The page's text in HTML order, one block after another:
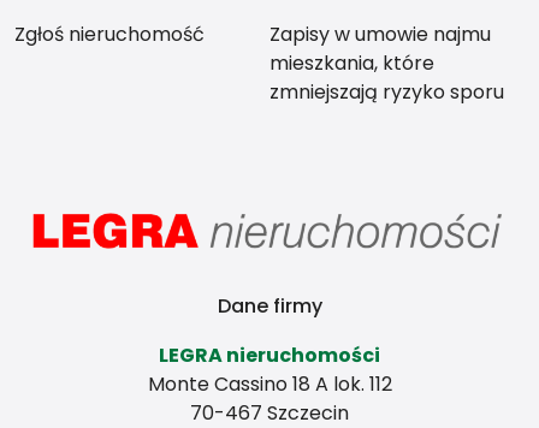
Zgłoś nieruchomość
Zapisy w umowie najmu
mieszkania, które
zmniejszają ryzyko sporu
Dane firmy
LEGRA nieruchomości
Monte Cassino 18 A lok. 112
70-467 Szczecin